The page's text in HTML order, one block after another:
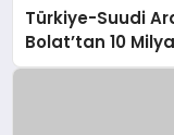
Türkiye-Suudi
Bolat’tan 10